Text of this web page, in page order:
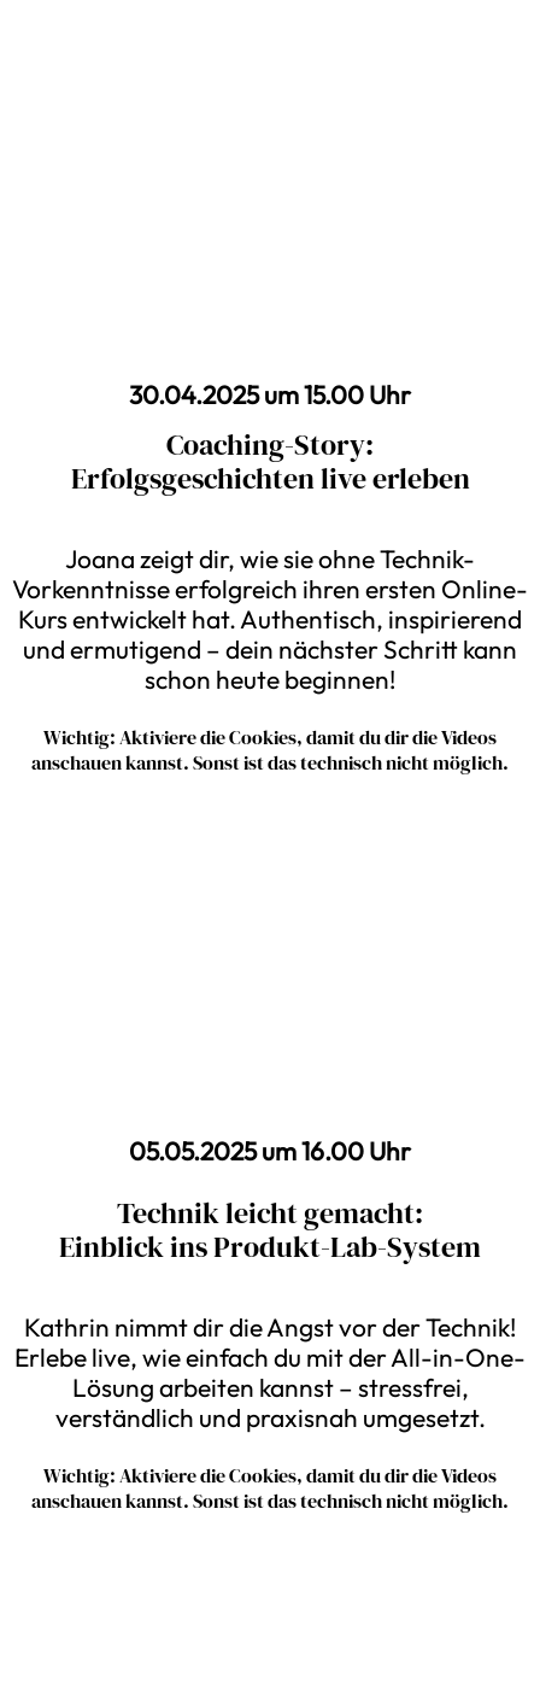
30.04.2025 um 15.00 Uhr
Coaching-Story:
Erfolgsgeschichten live erleben
Joana zeigt dir, wie sie ohne Technik-
Vorkenntnisse erfolgreich ihren ersten Online-
Kurs entwickelt hat. Authentisch, inspirierend
und ermutigend – dein nächster Schritt kann
schon heute beginnen!
Wichtig: Aktiviere die Cookies, damit du dir die Videos
anschauen kannst. Sonst ist das technisch nicht möglich.
05.05.2025 um 16.00 Uhr
Technik leicht gemacht:
Einblick ins Produkt-Lab-System
Kathrin nimmt dir die Angst vor der Technik!
Erlebe live, wie einfach du mit der All-in-One-
Lösung arbeiten kannst – stressfrei,
verständlich und praxisnah umgesetzt.
Wichtig: Aktiviere die Cookies, damit du dir die Videos
anschauen kannst. Sonst ist das technisch nicht möglich.